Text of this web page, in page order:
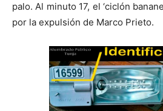
palo. Al minuto 17, el ‘ciclón
por la expulsión de Marco Prieto.